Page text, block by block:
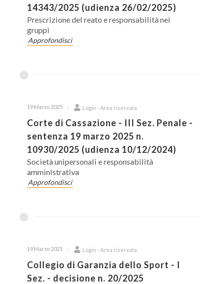
14343/2025 (udienza 26/02/2025)
Prescrizione del reato e responsabilità nei
gruppi
Approfondisci
19 Marzo 2025 Login - Area riservata
Corte di Cassazione - III Sez. Penale -
sentenza 19 marzo 2025 n.
10930/2025 (udienza 10/12/2024)
Società unipersonali e responsabilità
amministrativa
Approfondisci
19 Marzo 2025 Login - Area riservata
Collegio di Garanzia dello Sport - I
Sez. - decisione n. 20/2025